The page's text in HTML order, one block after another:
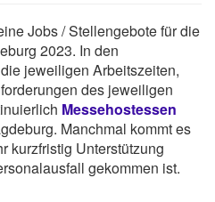
Jobs / Stellengebote für die
2023. In den
jeweiligen Arbeitszeiten,
des jeweiligen
Messehostessen
Manchmal kommt es
kurzfristig Unterstützung
gekommen ist.